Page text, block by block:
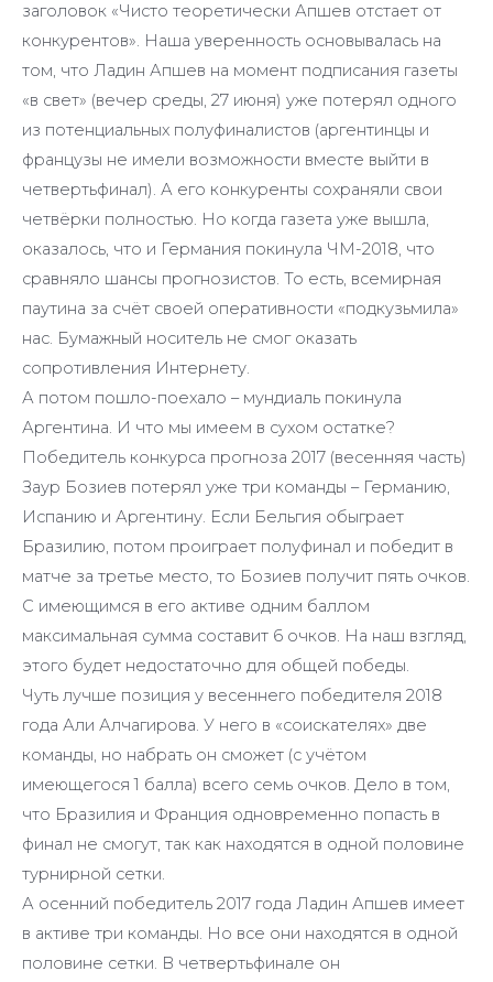
заголовок «Чисто теоретически Апшев отстает от
конкурентов». Наша уверенность основывалась на
том, что Ладин Апшев на момент подписания газеты
«в свет» (вечер среды, 27 июня) уже потерял одного
из потенциальных полуфиналистов (аргентинцы и
французы не имели возможности вместе выйти в
четвертьфинал). А его конкуренты сохраняли свои
четвёрки полностью. Но когда газета уже вышла,
оказалось, что и Германия покинула ЧМ-2018, что
сравняло шансы прогнозистов. То есть, всемирная
паутина за счёт своей оперативности «подкузьмила»
нас. Бумажный носитель не смог оказать
сопротивления Интернету.
А потом пошло-поехало – мундиаль покинула
Аргентина. И что мы имеем в сухом остатке?
Победитель конкурса прогноза 2017 (весенняя часть)
Заур Бозиев потерял уже три команды – Германию,
Испанию и Аргентину. Если Бельгия обыграет
Бразилию, потом проиграет полуфинал и победит в
матче за третье место, то Бозиев получит пять очков.
С имеющимся в его активе одним баллом
максимальная сумма составит 6 очков. На наш взгляд,
этого будет недостаточно для общей победы.
Чуть лучше позиция у весеннего победителя 2018
года Али Алчагирова. У него в «соискателях» две
команды, но набрать он сможет (с учётом
имеющегося 1 балла) всего семь очков. Дело в том,
что Бразилия и Франция одновременно попасть в
финал не смогут, так как находятся в одной половине
турнирной сетки.
А осенний победитель 2017 года Ладин Апшев имеет
в активе три команды. Но все они находятся в одной
половине сетки. В четвертьфинале он